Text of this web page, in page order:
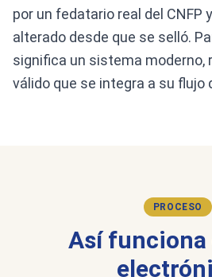
por un fedatario real del CNFP
alterado desde que se selló.
significa un sistema moderno,
válido que se integra a su flujo
PROCESO
Así funciona